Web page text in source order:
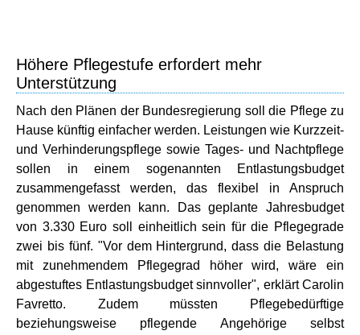
Höhere Pflegestufe erfordert mehr
Unterstützung
Nach den Plänen der Bundesregierung soll die Pflege zu
Hause künftig einfacher werden. Leistungen wie Kurzzeit-
und Verhinderungspflege sowie Tages- und Nachtpflege
sollen in einem sogenannten Entlastungsbudget
zusammengefasst werden, das flexibel in Anspruch
genommen werden kann. Das geplante Jahresbudget
von 3.330 Euro soll einheitlich sein für die Pflegegrade
zwei bis fünf. "Vor dem Hintergrund, dass die Belastung
mit zunehmendem Pflegegrad höher wird, wäre ein
abgestuftes Entlastungsbudget sinnvoller", erklärt Carolin
Favretto. Zudem müssten Pflegebedürftige
beziehungsweise pflegende Angehörige selbst